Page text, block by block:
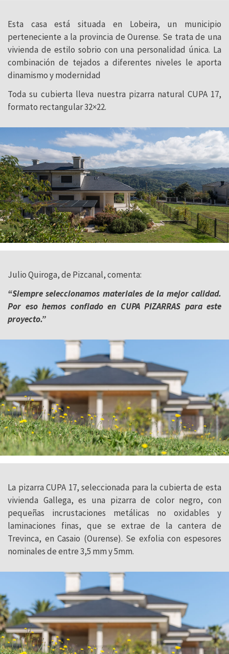
Esta casa está situada en Lobeira, un municipio
perteneciente a la provincia de Ourense. Se trata de una
vivienda de estilo sobrio con una personalidad única. La
combinación de tejados a diferentes niveles le aporta
dinamismo y modernidad
Toda su cubierta lleva nuestra pizarra natural CUPA 17,
formato rectangular 32×22.
Julio Quiroga, de Pizcanal, comenta:
“Siempre seleccionamos materiales de la mejor calidad.
Por eso hemos confiado en CUPA PIZARRAS para este
proyecto.”
La pizarra CUPA 17, seleccionada para la cubierta de esta
vivienda Gallega, es una pizarra de color negro, con
pequeñas incrustaciones metálicas no oxidables y
laminaciones finas, que se extrae de la cantera de
Trevinca, en Casaio (Ourense). Se exfolia con espesores
nominales de entre 3,5 mm y 5mm.